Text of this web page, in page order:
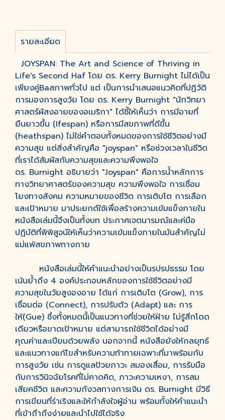
รายละเอียด
JOYSPAN: The Art and Science of Thriving in
Life's Second Haf โดย ดร. Kerry Burnight ไม่ได้เป็น
เพียงคู่Baสภาพทั่วไป แต่ เป็นการนำเสนอแนวคิดที่ปฏิวัติ
การมองการสูงวัย โดย ดร. Kerry Burnight "นักวิทยา
ศาสตร์ผัสงอายของอเมริกา" ได้ชี้ให้เห็นว่า การมีอายที่
ยืนยาวขึ้น (Ifespan) หรือการมีสขภาพที่ดีขึ้น
(heathspan) ไม่ใช่คำตอบทั้งหมดของการใช้ชีวิตอย่างมี
ความสุข แต่สิ่งสำคัญคือ "joyspan" หรือช่วงเวลาในชีวิต
ที่เราได้สัมผัสกับความสุขและความพึงพอใจ
ดร. Burnight อธิบายว่า "Joyspan" คือการน้ำหลักการ
ทางวิทยาศาสตร์ของความสุข ความพึงพอใจ การเชื่อม
โยงทางสังคม ความหมายของชีวิต การเติบโต การเลือก
และเป้าหมาย มาประยกต์ใช้เพื่อสร้างความเข้มแข็งภายใน
หนังสือเล่มนี้จึงเป็นทั้งบท ประกาศเจตนารมณ์และค่มือ
ปฏิบัติที่พิพิสูจน์ให้เห็นว่าความเข้มแข็งภายในมันสำคัญไม่
แม่แพ้สขภาพทางกาย
หนังสือเล่มนี้ให้คำแนะนำอย่างเป็นรปรปธรรม โดย
เน้นย้ำถึง 4 องค์ประกอบหลักของการใช้ชีวิตอย่างมี
ความสุขในวัยสูงองอาย ได้แก่ การเติบโต (Grow), การ
เชื่อมต่อ (Connect), การปรับตัว (Adapt) และ การ
ให้(Gue) ซึ่งทั้งหมดนี้เป็นแนวทางที่ช่วยให้ฝ่าย ไม่รู้สึกโดด
เดียวหรือขาดเป้าหมาย แต่สามารถใช้ชีวิตได้อย่างมี
คุณค่าและเปียมด้วยพลัง นอกจากนี้ หนังสือยังให้กลยุทธ์
และแนวทางแก้ไขสำหรับความท้าทายเฉพาะที่มาพร้อมกับ
การสูงวัย เช่น การดูแลป้วยภาวะ สมองเสื่อม, การรับมือ
กับการวินิจฉัยโรคที่ไม่คาดคิด, ภาวะความเหงา, การสม
เสียคชีวิต และความกังวลทางการเงิน ดร. Burnight มีวิธี
การเขียนที่ร่าเริงและให้กำลังใจผู้อ่าน พร้อมทั้งให้คำแนะนำ
ที่เข้าถึาถึงง่ายและนำไปใช้ได้จริง